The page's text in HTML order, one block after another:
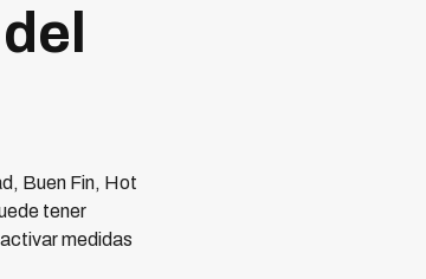
Buen Fin, Hot
tener
medidas